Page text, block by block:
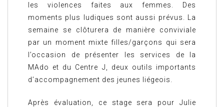
les violences faites aux femmes. Des
moments plus ludiques sont aussi prévus. La
semaine se clôturera de manière conviviale
par un moment mixte filles/garçons qui sera
l’occasion de présenter les services de la
MAdo et du Centre J, deux outils importants
d’accompagnement des jeunes liégeois.
Après évaluation, ce stage sera pour Julie